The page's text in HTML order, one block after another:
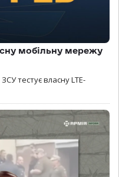
мобільну мережу
тестує власну LTE-